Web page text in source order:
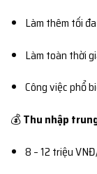
Làm thêm tối
Làm toàn thời
Công việc phổ
💰Thu nhập
8 – 12 triệu